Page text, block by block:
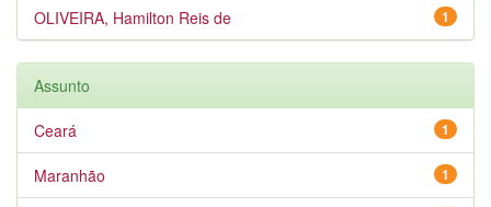
1
OLIVEIRA, Hamilton Reis de
Assunto
1
Ceará
1
Maranhão